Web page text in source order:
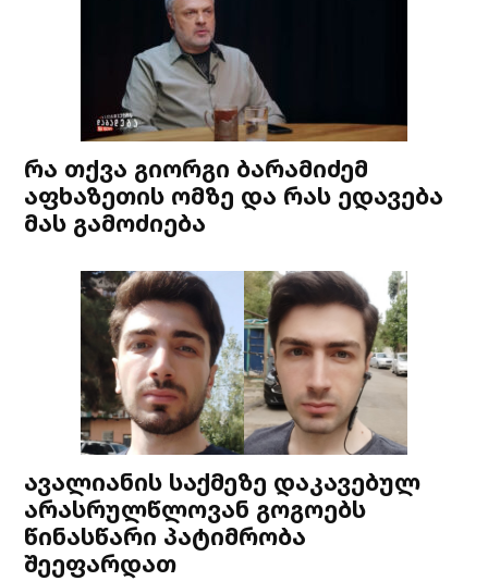
რა თქვა გიორგი ბარამიძემ
აფხაზეთის ომზე და რას ედავება
მას გამოძიება
ავალიანის საქმეზე დაკავებულ
არასრულწლოვან გოგოებს
წინასწარი პატიმრობა
შეეფარდათ